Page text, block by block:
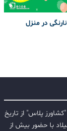
در منزل
پلاس" از تاریخ
برج میلاد با حضور بیش از